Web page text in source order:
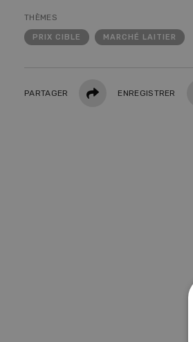
THÈMES
PRIX CIBLE MARCHÉ LAITIER
PARTAGER PartagerENREGISTRER
Une ferme entre de nouvelles
mains
Une ferme entre de